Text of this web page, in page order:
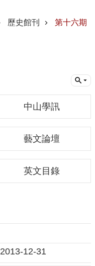
歷史館刊 第十六期
中山學訊
藝文論壇
英文目錄
2013-12-31